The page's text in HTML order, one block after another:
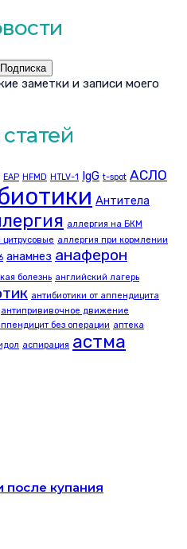
Подписка
заметки и записи моего
EAP HFMD HTLV-1 IgG t-spot АСЛО
Антитела
аллергия на БКМ
аллергия при кормлении
анамнез анаферон
болезнь английский лагерь
антибиотики от аппендицита
антипрививочное движение
без операции аптека
аспирация астма
после купания